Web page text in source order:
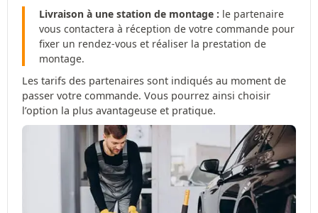
Livraison à une station de montage : le partenaire
vous contactera à réception de votre commande pour
fixer un rendez-vous et réaliser la prestation de
montage.
Les tarifs des partenaires sont indiqués au moment de
passer votre commande. Vous pourrez ainsi choisir
l’option la plus avantageuse et pratique.